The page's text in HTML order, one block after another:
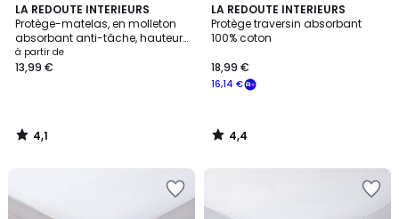
LA REDOUTE INTERIEURS
Protège-matelas, en molleton
absorbant anti-tâche, hauteur
maxi 20 cm
à partir de
13,99 €
4,1
/ 5
4,1
/
LA REDOUTE INTERIEURS
Protège traversin absorbant
100% coton
16,14 €
18,99 €
4,4
/ 5
4,4
/